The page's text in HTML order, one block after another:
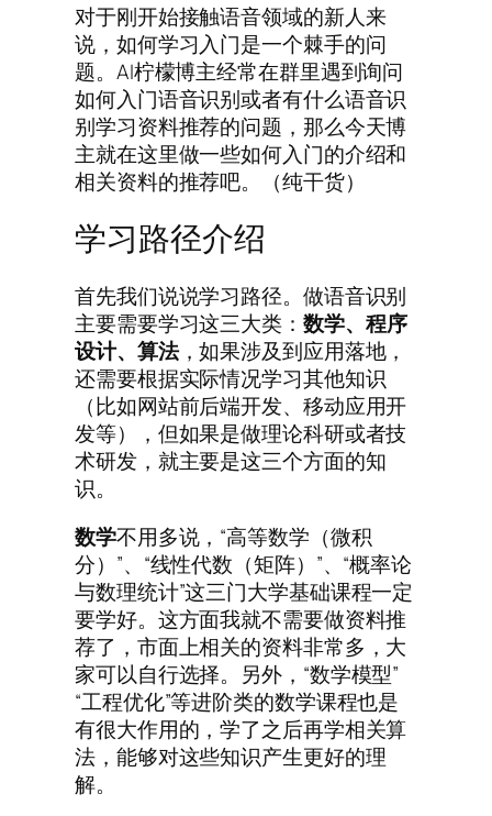
对于刚开始接触语音领域的新人来
说，如何学习入门是一个棘手的问
题。AI柠檬博主经常在群里遇到询问
如何入门语音识别或者有什么语音识
别学习资料推荐的问题，那么今天博
主就在这里做一些如何入门的介绍和
相关资料的推荐吧。（纯干货）
学习路径介绍
首先我们说说学习路径。做语音识别
主要需要学习这三大类： 数学、程序
设计、算法，如果涉及到应用落地，
还需要根据实际情况学习其他知识
（比如网站前后端开发、移动应用开
发等），但如果是做理论科研或者技
术研发，就主要是这三个方面的知
识。
数学不用多说，“高等数学（微积
分）”、“线性代数（矩阵）”、“概率论
与数理统计”这三门大学基础课程一定
要学好。这方面我就不需要做资料推
荐了，市面上相关的资料非常多，大
家可以自行选择。另外，“数学模型”
“工程优化”等进阶类的数学课程也是
有很大作用的，学了之后再学相关算
法，能够对这些知识产生更好的理
解。